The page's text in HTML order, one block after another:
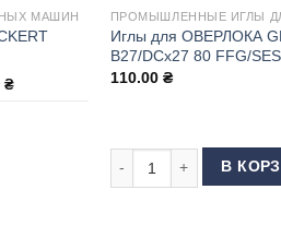
МАШИН
₴
GROZ BECKERT B27/DCx27 110
ПРОМЫШЛЕННЫЕ ИГЛЫ
Иглы для ОВЕРЛОКА
B27/DCx27 80 FFG/SES
110.00 ₴
Количество товара
В